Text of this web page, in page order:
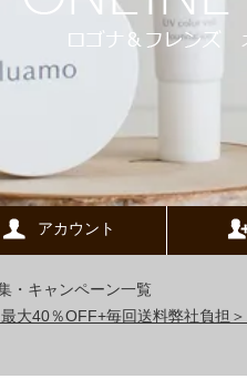
アカウント
・キャンペーン一覧
最大40％OFF+毎回送料弊社負担